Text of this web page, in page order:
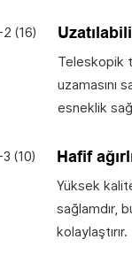
Teleskopik
uzamasını
esneklik
Hafif
Yüksek
sağlamdır,
kolaylaştırır.